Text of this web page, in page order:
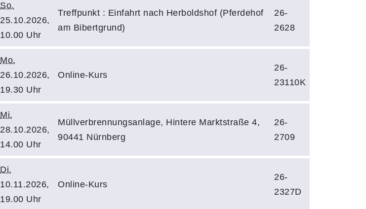
So.
25.10.2026,
10.00 Uhr
Treffpunkt : Einfahrt nach Herboldshof (Pferdehof
am Bibertgrund)
26-
2628
Mo.
26.10.2026,
19.30 Uhr
Online-Kurs
26-
23110K
Mi.
28.10.2026,
14.00 Uhr
Müllverbrennungsanlage, Hintere Marktstraße 4,
90441 Nürnberg
26-
2709
Di.
10.11.2026,
19.00 Uhr
Online-Kurs
26-
2327D